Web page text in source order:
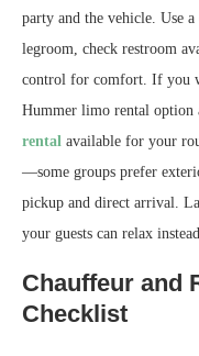
party and the vehicle. Use
legroom, check restroom
control for comfort. If you
Hummer limo rental option
rental available for your
—some groups prefer
pickup and direct arrival.
your guests can relax
Chauffeur and
Checklist